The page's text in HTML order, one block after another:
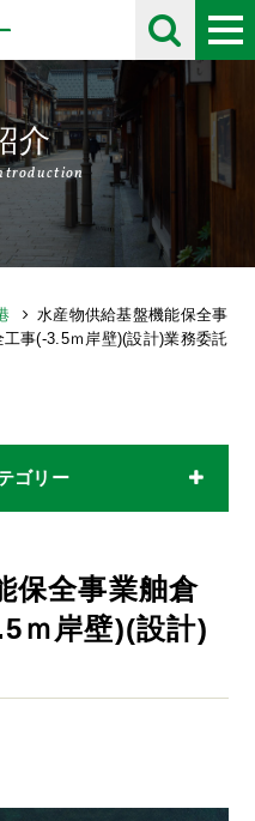
介
水産物供給基盤機能保全事
事(-3.5ｍ岸壁)(設計)業務委託
ゴリー
保全事業舳倉
ｍ岸壁)(設計)